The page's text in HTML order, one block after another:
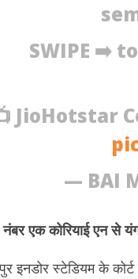
SWIPE ➡️
JioHotstar
— BAI
नंबर एक कोरियाई एन से
इनडोर स्टेडियम के